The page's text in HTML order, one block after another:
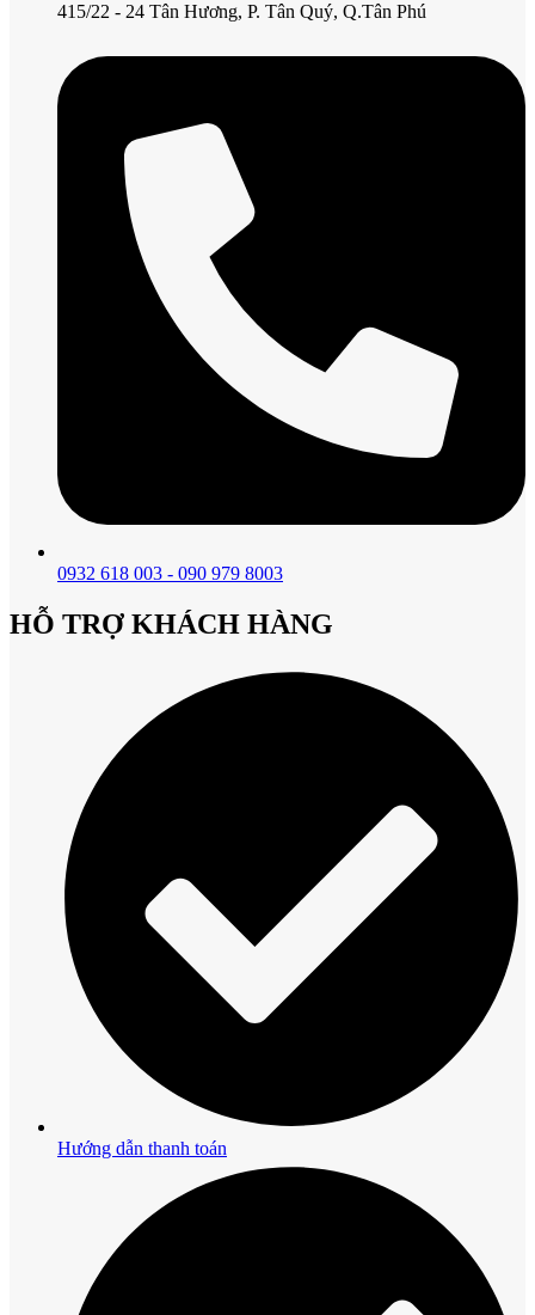
415/22 - 24 Tân Hương, P. Tân Quý, Q.Tân Phú
0932 618 003 - 090 979 8003
HỖ TRỢ KHÁCH HÀNG
Hướng dẫn thanh toán